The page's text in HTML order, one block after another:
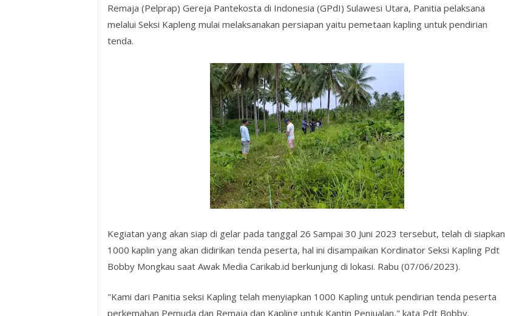
Remaja (Pelprap) Gereja Pantekosta di Indonesia (GPdI) Sulawesi Utara, Panitia pelaksana
melalui Seksi Kapleng mulai melaksanakan persiapan yaitu pemetaan kapling untuk pendirian
tenda.
Kegiatan yang akan siap di gelar pada tanggal 26 Sampai 30 Juni 2023 tersebut, telah di siapkan
1000 kaplin yang akan didirikan tenda peserta, hal ini disampaikan Kordinator Seksi Kapling Pdt
Bobby Mongkau saat Awak Media Carikab.id berkunjung di lokasi. Rabu (07/06/2023).
"Kami dari Panitia seksi Kapling telah menyiapkan 1000 Kapling untuk pendirian tenda peserta
perkemahan Pemuda dan Remaja dan Kapling untuk Kantin Penjualan," kata Pdt Bobby.